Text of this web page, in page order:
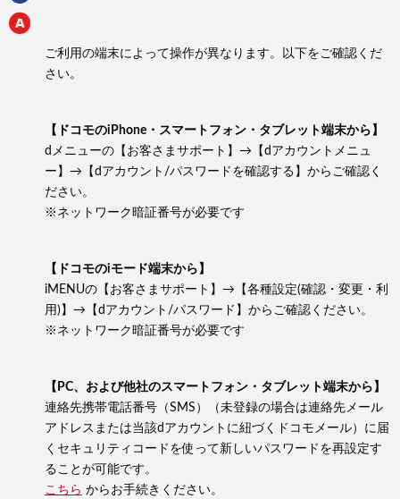
ご利用の端末によって操作が異なります。以下をご確認くだ
さい。
【ドコモのiPhone・スマートフォン・タブレット端末から】
dメニューの【お客さまサポート】→【dアカウントメニュ
ー】→【dアカウント/パスワードを確認する】からご確認く
ださい。
※ネットワーク暗証番号が必要です
【ドコモのiモード端末から】
iMENUの【お客さまサポート】→【各種設定(確認・変更・利
用)】→【dアカウント/パスワード】からご確認ください。
※ネットワーク暗証番号が必要です
【PC、および他社のスマートフォン・タブレット端末から】
連絡先携帯電話番号（SMS）（未登録の場合は連絡先メール
アドレスまたは当該dアカウントに紐づくドコモメール）に届
くセキュリティコードを使って新しいパスワードを再設定す
ることが可能です。
こちら からお手続きください。